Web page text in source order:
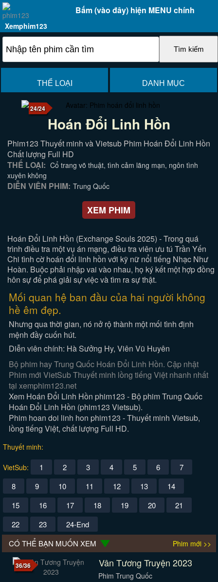
Bấm (vào đây) hiện MENU chính
Xemphim123
THỂ LOẠI DANH MỤC
24/24
Hoán Đổi Linh Hồn
Phim123 Thuyết minh và Vietsub Phim Hoán Đổi Linh Hồn
Chất lượng Full HD
THỂ LOẠI: Cổ trang võ thuật, tình cảm lãng mạn, ngôn tình
xuyên không
DIỄN VIÊN PHIM: Trung Quốc
XEM PHIM
Hoán Đổi Linh Hồn (Exchange Souls 2025) - Trong quá
trình điều tra một vụ án mạng, điều tra viên ưu tú Trần Yến
Chi tình cờ hoán đổi linh hồn với kỹ nữ nổi tiếng Nhạc Như
Hoàn. Buộc phải nhập vai vào nhau, họ ký kết một hợp đồng
hôn sự để phá giải sự việc và tìm ra sự thật.
Mối quan hệ ban đầu của hai người không
hề êm đẹp.
Nhưng qua thời gian, nó nở rộ thành một mối tình định
mệnh đầy cuốn hút.
Diễn viên chính: Hà Sưởng Hy, Viên Vũ Huyên
Bộ phim hay Trung Quốc Hoán Đổi Linh Hồn. Cập nhật
Phim mới VietSub Thuyết minh lồng tiếng Việt nhanh nhất
tại xemphim123.net
Xem Hoán Đổi Linh Hồn phim123 - Bộ phim Trung Quốc
Hoán Đổi Linh Hồn (phim123 Vietsub).
Phim hoan doi linh hon phim123 - Thuyết minh Vietsub,
lồng tiếng Việt, chất lượng Full HD.
Thuyết minh:
VietSub: 1 2 3 4 5 6
7
8
9 10 11 12 13
14
15
16 17 18 19 20
21
22
23
24-End
CÓ THỂ BẠN MUỐN XEM
Phim mới >>
36/36 Vân Tương Truyện 2023
Phim Trung Quốc